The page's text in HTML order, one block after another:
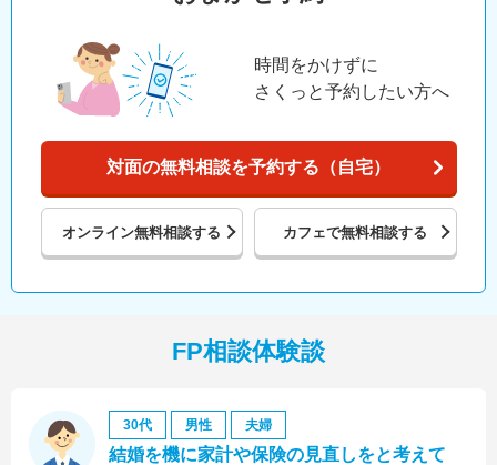
時間をかけずに
さくっと予約したい方へ
対面の無料相談を予約する（自宅）
オンライン無料相談する カフェで無料相談する
FP相談体験談
30代 男性 夫婦
結婚を機に家計や保険の見直しをと考えて